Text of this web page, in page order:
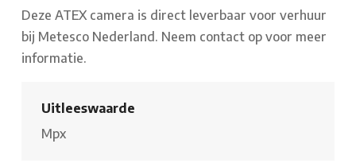
Deze ATEX camera is direct leverbaar voor verhuur
bij Metesco Nederland. Neem contact op voor meer
informatie.
Uitleeswaarde
Mpx